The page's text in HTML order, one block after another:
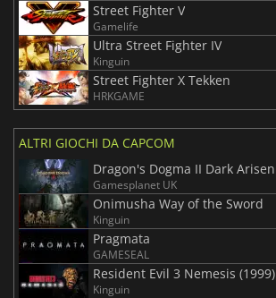
Street Fighter V
Gamelife
Ultra Street Fighter IV
Kinguin
Street Fighter X Tekken
HRKGAME
ALTRI GIOCHI DA CAPCOM
Dragon's Dogma II Dark Arisen
Gamesplanet UK
Onimusha Way of the Sword
Kinguin
Pragmata
GAMESEAL
Resident Evil 3 Nemesis (1999)
Kinguin